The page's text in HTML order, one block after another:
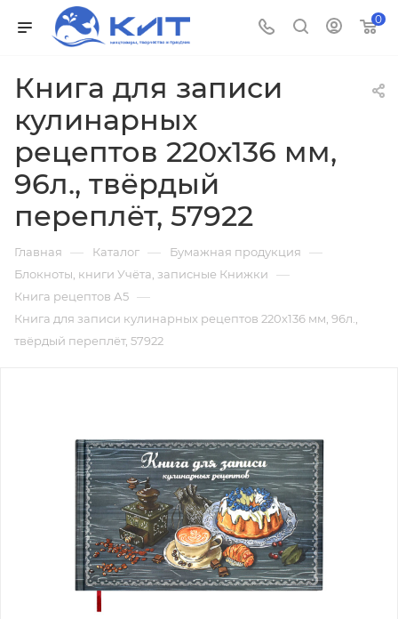
0
Книга для записи
кулинарных
рецептов 220х136 мм,
96л., твёрдый
переплёт, 57922
Главная — Каталог — Бумажная продукция —
Блокноты, книги Учёта, записные Книжки —
Книга рецептов А5 —
Книга для записи кулинарных рецептов 220х136 мм, 96л.,
твёрдый переплёт, 57922